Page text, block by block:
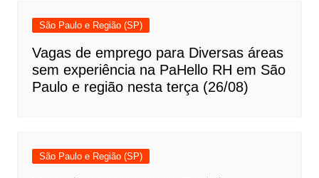
São Paulo e Região (SP)
Vagas de emprego para Diversas áreas
sem experiência na PaHello RH em São
Paulo e região nesta terça (26/08)
São Paulo e Região (SP)